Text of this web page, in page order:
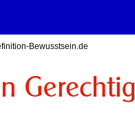
Bewusstsein.de